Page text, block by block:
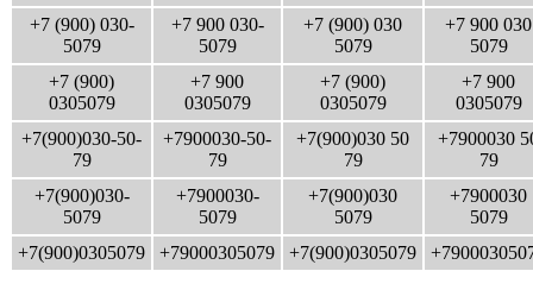
+7 (900) 030-
5079
+7 900 030-
5079
+7 (900) 030
5079
+7 900 030
5079
+7 (900)
0305079
+7 900
0305079
+7 (900)
0305079
+7 900
0305079
+7(900)030-50-
79
+7900030-50-
79
+7(900)030 50
79
+7900030
79
+7(900)030-
5079
+7900030-
5079
+7(900)030
5079
+7900030
5079
+7(900)0305079
+79000305079 +7(900)0305079